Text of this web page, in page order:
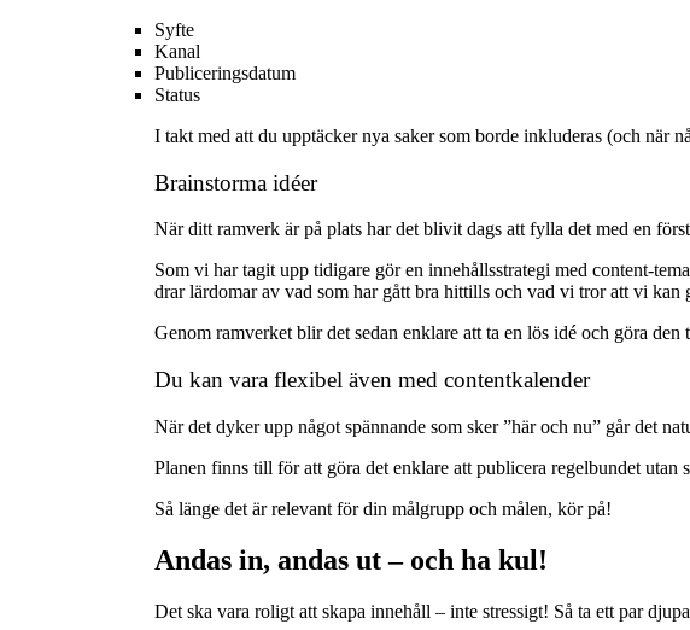
Syfte
Kanal
Publiceringsdatum
Status
I takt med att du upptäcker nya saker som borde inkluderas (och när
Brainstorma idéer
När ditt ramverk är på plats har det blivit dags att fylla det med en
Som vi har tagit upp tidigare gör en innehållsstrategi med content-
drar lärdomar av vad som har gått bra hittills och vad vi tror att vi
Genom ramverket blir det sedan enklare att ta en lös idé och göra
Du kan vara flexibel även med contentkalender
När det dyker upp något spännande som sker ”här och nu” går det
Planen finns till för att göra det enklare att publicera regelbundet
Så länge det är relevant för din målgrupp och målen, kör på!
Andas in, andas ut – och ha kul!
Det ska vara roligt att skapa innehåll – inte stressigt! Så ta ett par